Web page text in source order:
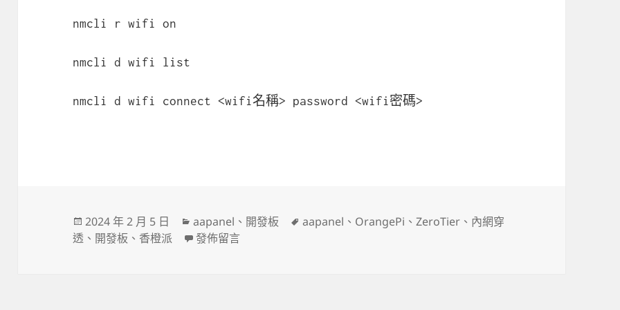
nmcli r wifi on
nmcli d wifi list
nmcli d wifi connect <wifi名稱> password <wifi密碼>
發
佈
2024 年 2 月 5 日
分
類
aapanel 、 開發板
標
aapanel 、 OrangePi 、ZeroTier 、 內網穿
透 、 開發板 、 香橙派 在〈香橙派 OrangePi 相關資源〉
發佈留言